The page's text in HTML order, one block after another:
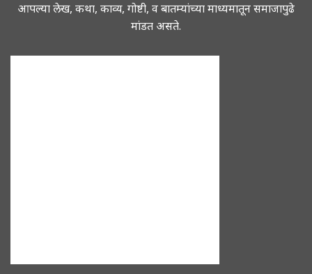
आपल्या लेख, कथा, काव्य, गोष्टी, व बातम्यांच्या माध्यमातून समाजापुढे
मांडत असते.